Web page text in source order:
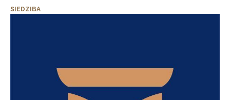
SIEDZIBA